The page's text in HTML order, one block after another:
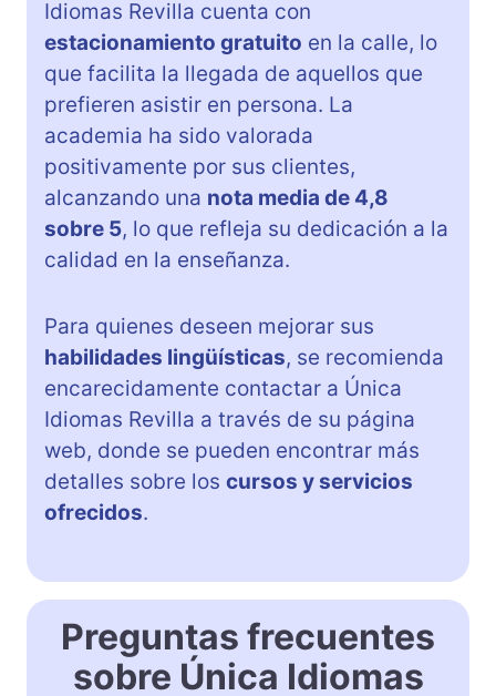
Idiomas Revilla cuenta con
estacionamiento gratuito en la calle, lo
que facilita la llegada de aquellos que
prefieren asistir en persona. La
academia ha sido valorada
positivamente por sus clientes,
alcanzando una nota media de 4,8
sobre 5, lo que refleja su dedicación a la
calidad en la enseñanza.
Para quienes deseen mejorar sus
habilidades lingüísticas, se recomienda
encarecidamente contactar a Única
Idiomas Revilla a través de su página
web, donde se pueden encontrar más
detalles sobre los cursos y servicios
ofrecidos.
Preguntas frecuentes
sobre Única Idiomas